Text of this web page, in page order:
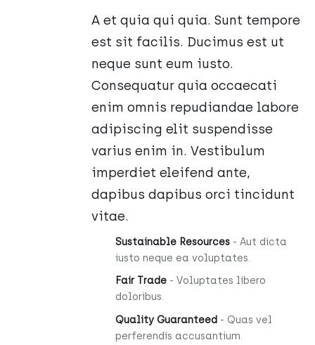
A et quia qui quia. Sunt tempore
est sit facilis. Ducimus est ut
neque sunt eum iusto.
Consequatur quia occaecati
enim omnis repudiandae labore
adipiscing elit suspendisse
varius enim in. Vestibulum
imperdiet eleifend ante,
dapibus dapibus orci tincidunt
vitae.
Sustainable Resources- Aut dicta
iusto neque ea voluptates.
Fair Trade- Voluptates libero
doloribus.
Quality Guaranteed - Quas vel
perferendis accusantium.